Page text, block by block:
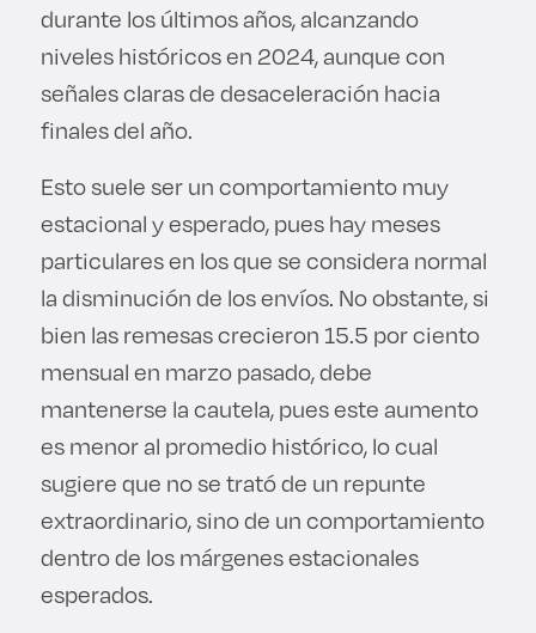
durante los últimos años, alcanzando
niveles históricos en 2024, aunque con
señales claras de desaceleración hacia
finales del año.
Esto suele ser un comportamiento muy
estacional y esperado, pues hay meses
particulares en los que se considera normal
la disminución de los envíos. No obstante, si
bien las remesas crecieron 15.5 por ciento
mensual en marzo pasado, debe
mantenerse la cautela, pues este aumento
es menor al promedio histórico, lo cual
sugiere que no se trató de un repunte
extraordinario, sino de un comportamiento
dentro de los márgenes estacionales
esperados.